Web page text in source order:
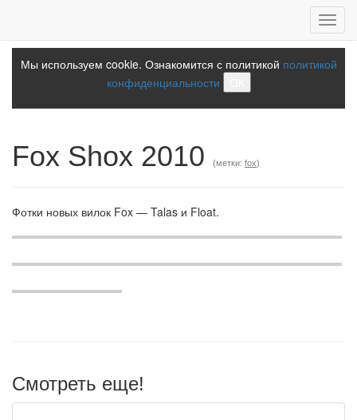
Мы используем cookie. Ознакомится с политикой политикой
конфиденциальности
Fox Shox 2010 (метки: fox)
Фотки новых вилок Fox — Talas и Float.
Смотреть еще!